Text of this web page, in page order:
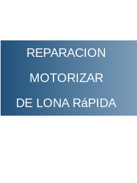
REPARACION
MOTORIZAR
DE LONA RáPIDA